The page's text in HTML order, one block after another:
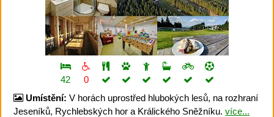
42
0
Umístění: V horách uprostřed hlubokých lesů, na rozhraní
Jeseníků, Rychlebských hor a Králického Sněžníku. více...